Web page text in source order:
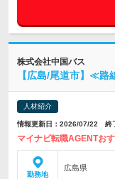
株式会社中国バス
【広島/尾道市】≪
人材紹介
情報更新日：2026/07/22 終
マイナビ転職AGENTお
勤務地
広島県